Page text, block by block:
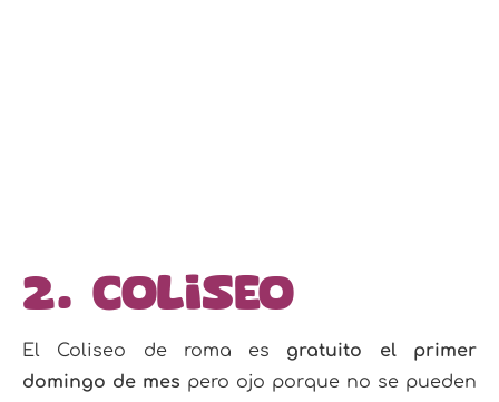
2. Coliseo
El Coliseo de roma es gratuito el primer
domingo de mes pero ojo porque no se pueden